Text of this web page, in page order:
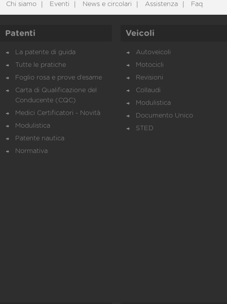
Chi siamo Eventi News e circolari Assistenza Faq
Patenti
La patente di guida
Tutte le pratiche
Foglio rosa e prove d’esame
Carta di Qualificazione del
Conducente (CQC)
Medici Certificatori - Novità
Modulistica
Patente nautica
Normativa
Veicoli
Autoveicoli
Motocicli
Revisioni
Collaudi
Modulistica
Documento Unico
STED